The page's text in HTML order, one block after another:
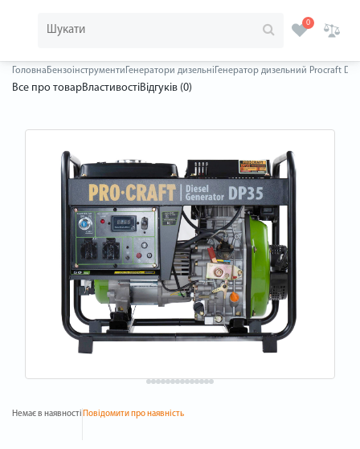
0
Головна Бензоінструменти Генератори дизельні Генератор дизельний Procraft
Все про товарВластивостіВідгуків (0)
Немає в наявності Повідомити про наявність